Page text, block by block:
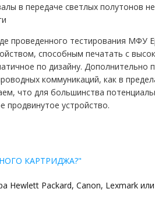
в передаче светлых полутонов
проведенного тестирования МФУ
способным печатать с
по дизайну.
коммуникаций, как в
что для большинства
продвинутое устройство.
КАРТРИДЖА?"
Hewlett Packard, Canon, Lexmark